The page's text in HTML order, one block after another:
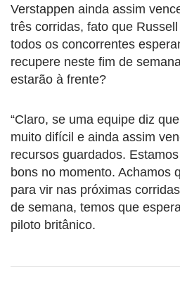
Verstappen ainda assim
três corridas, fato que
todos os concorrentes
recupere neste fim de
estarão à frente?
“Claro, se uma equipe diz
muito difícil e ainda assim
recursos guardados.
bons no momento. Achamos
para vir nas próximas
de semana, temos que
piloto britânico.